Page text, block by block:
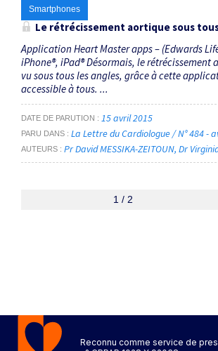
Smartphones
Le rétrécissement aortique sous
Application Heart Master apps – (Edwards
iPhone®, iPad® Désormais, le rétrécissement
vu sous tous les angles, grâce à cette
accessible à tous. ...
DATE DE PARUTION 15 avril 2015
PARU DANS La Lettre du Cardiologue / N° 484 -
AUTEURS Pr David MESSIKA-ZEITOUN Dr
1 / 2
Reconnu comme service de